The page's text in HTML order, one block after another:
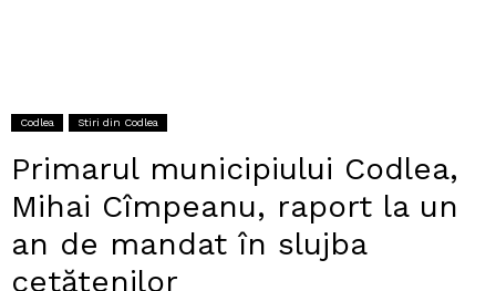
Codlea Stiri din Codlea
Primarul municipiului Codlea,
Mihai Cîmpeanu, raport la un
an de mandat în slujba
cetățenilor